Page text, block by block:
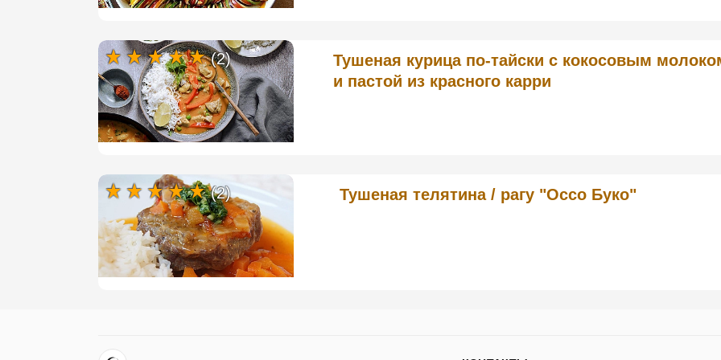
Тушеная курица по-тайски с кокосовым
и пастой из красного карри
(2)
Тушеная телятина / рагу "Оссо Буко"
(2)